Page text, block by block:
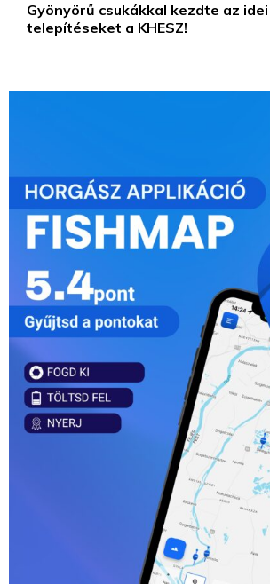
Gyönyörű csukákkal kezdte az
telepítéseket a KHESZ!